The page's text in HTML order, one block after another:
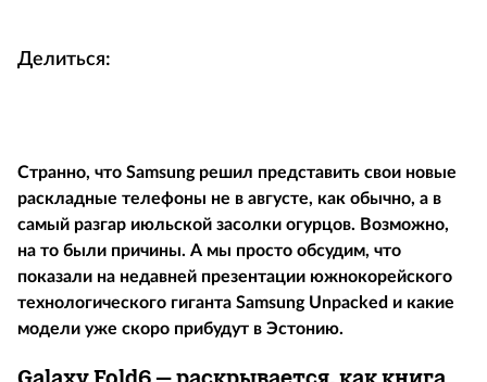
Делиться:
Странно, что Samsung решил представить свои новые
раскладные телефоны не в августе, как обычно, а в
самый разгар июльской засолки огурцов. Возможно,
на то были причины. А мы просто обсудим, что
показали на недавней презентации южнокорейского
технологического гиганта Samsung Unpacked и какие
модели уже скоро прибудут в Эстонию.